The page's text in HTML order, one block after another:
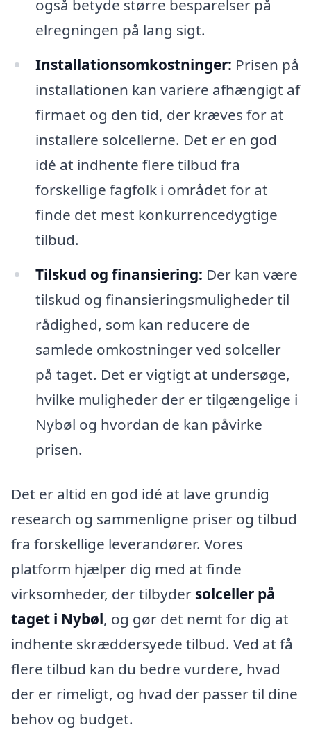
også betyde større besparelser på
elregningen på lang sigt.
Installationsomkostninger: Prisen på
installationen kan variere afhængigt af
firmaet og den tid, der kræves for at
installere solcellerne. Det er en god
idé at indhente flere tilbud fra
forskellige fagfolk i området for at
finde det mest konkurrencedygtige
tilbud.
Tilskud og finansiering: Der kan være
tilskud og finansieringsmuligheder til
rådighed, som kan reducere de
samlede omkostninger ved solceller
på taget. Det er vigtigt at undersøge,
hvilke muligheder der er tilgængelige i
Nybøl og hvordan de kan påvirke
prisen.
Det er altid en god idé at lave grundig
research og sammenligne priser og tilbud
fra forskellige leverandører. Vores
platform hjælper dig med at finde
virksomheder, der tilbyder solceller på
taget i Nybøl, og gør det nemt for dig at
indhente skræddersyede tilbud. Ved at få
flere tilbud kan du bedre vurdere, hvad
der er rimeligt, og hvad der passer til dine
behov og budget.